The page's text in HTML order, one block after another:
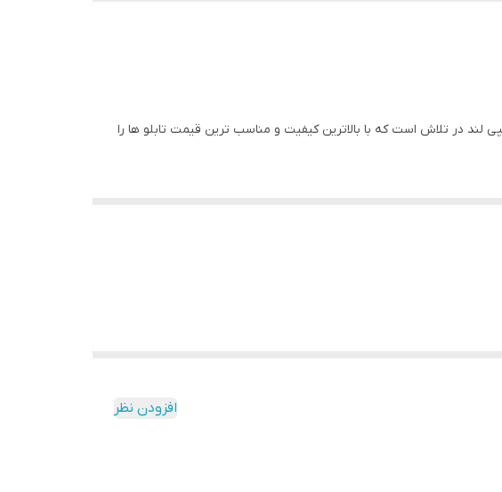
در تلاش است که با بالاترین کیفیت و مناسب ترین قیمت تابلو ها را
افزودن نظر